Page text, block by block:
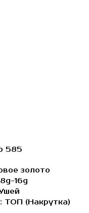
585
золото
16g
ТОП (Накрутка)